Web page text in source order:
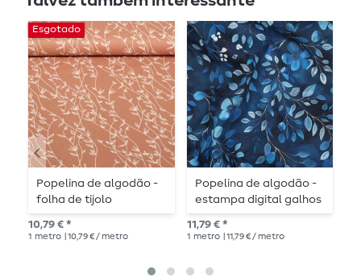
Esgotado
Popelina de algodão -
folha de tijolo
10,79 € *
1 metro | 10,79 € / metro
Popelina de algodão -
estampa digital galhos
florais azuis
11,79 € *
1 metro | 11,79 € / metro